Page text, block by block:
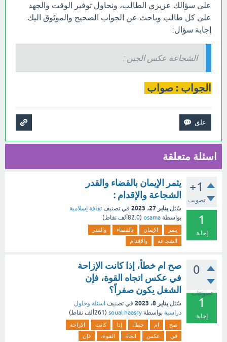
على سؤالك عزيزي الطالب، ونحاول توفير الوقت والجهد
على كل طالب وباحث عن الجواب الصحيح والموثوق اليك
إجابة سؤال:
الشجاعة عكس الجبن :
الجواب : صواب
اسئلة متعلقة
+1
تصويت
1
إجابة
يثمر الإيمان بالقضاء والقدر
الشجاعة والإقدام :
سُئل يناير 27، 2023 في تصنيف ثقافة إسلامية
بواسطة osama
(82.0ألف نقاط)
يثمر الإيمان بالقضاء
والقدر
الشجاعة
والإقدام
0
تصويتات
1
إجابة
صح ام خطأ، إذا كانت الإزاحة
في عكس اتجاه القوة، فإن
الشغل يكون صفراً؟
سُئل يناير 8، 2023 في تصنيف اسئلة وحلول
دراسية بواسطة soual haasry
( 261ألف نقاط)
صح ام خطأ، إذا كانت
الإزاحة
في
عكس اتجاه القوة، فإن